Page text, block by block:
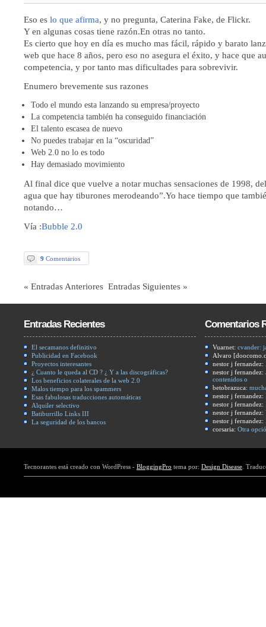
Eso es lo que afirma, y no pregunta, Caterina Fake, de Flickr.
Y en algunas cosas tiene razón.En otras no tanto.
Es cierto que hoy en día es mucho mas fácil, rápido y barato
web que hace 8 años, pero eso no asegura el éxito, y hace que
competencia, y por tanto mas dificultades para sobrevivir.
Enumero brevemente sus razones
Todo el mundo esta lanzando su empresa/proyecto
La competencia también ha conseguido financiación
El talento escasea de nuevo
No puedes trabajar en la “oscuridad”
Web 2.0 no lo es todo
Hay demasiado movimiento
Al final dice que vuelve a notar muchas sensaciones de 1998,
agua que hay tiburones merodeando”.Yo hace tiempo que
notando…
Vía :Bubble 2.0
9 Comentarios
« Entradas Anteriores Entradas Siguientes »
Entradas Recientes
El secamanos definitivo
Publicidad en Facebook
Proyectos interesantes
¿ Cuanto le queda al CD ? ¿ Y a las discográficas?
Los beneficios colaterales de la web 2.0
Malos tiempo para los spammers
Esas fabulosas traducciones automáticas
Alquiler selectivo
Batiburrillo Links III
La seguridad de los bancos
Comentarios
Vuarnet: cvander:
Alvaro
nestor j fernandez:
nestor j fernandez:
contenidos o
betobrazuca:
nestor j fernandez:
nestor j fernandez:
nestor j fernandez:
nestor j fernandez:
corsaria: Otra
Tecnorantes está creado con WordPress - BloggingPro tema por: Design Disease .